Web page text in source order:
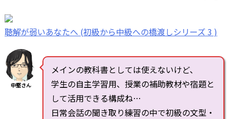
聴解が弱いあなたへ (初級から中級への橋渡しシリーズ 3 )
中堅さん
メインの教科書としては使えないけど、
学生の自主学習用、授業の補助教材や宿題と
して活用できる構成ね…
日常会話の聞き取り練習の中で初級の文型・